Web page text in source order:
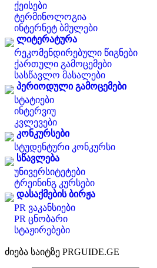
ქეისები
ტერმინოლოგია
ინტერნეტ ბმულები
ლიტერატურა
რეკომენდირებული წიგნები
ქართული გამოცემები
სასწავლო მასალები
პერიოდული გამოცემები
სტატიები
ინტერვიუ
კვლევები
კონკურსები
სტუდენტური კონკურსი
სწავლება
უნივერსიტეტები
ტრეინინგ კურსები
დასაქმების ბირჟა
PR ვაკანსიები
PR ცნობარი
სტაჟირებები
ძიება საიტზე PRGUIDE.GE